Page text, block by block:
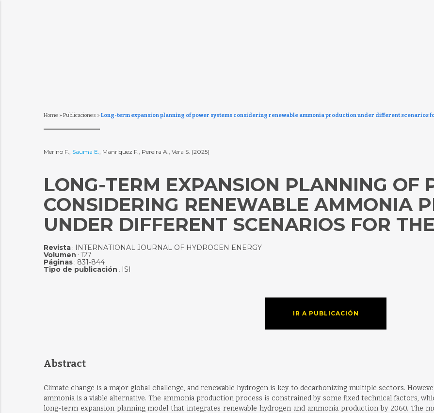
Home » Publicaciones » Long-term expansion planning of power systems considering renewable ammonia production under different scenarios
Merino F., Sauma E., Manriquez F., Pereira A., Vera S. (2025)
LONG-TERM EXPANSION PLANNING OF
CONSIDERING RENEWABLE AMMONIA
UNDER DIFFERENT SCENARIOS FOR
Revista: INTERNATIONAL JOURNAL OF HYDROGEN ENERGY
Volumen : 127
Páginas: 831-844
Tipo de publicación : ISI
IR A PUBLICACIÓN
Abstract
Climate change is a major global challenge, and renewable hydrogen is key to decarbonizing multiple sectors.
ammonia is a viable alternative. The ammonia production process is constrained by some fixed technical factors,
long-term expansion planning model that integrates renewable hydrogen and ammonia production by 2060. The